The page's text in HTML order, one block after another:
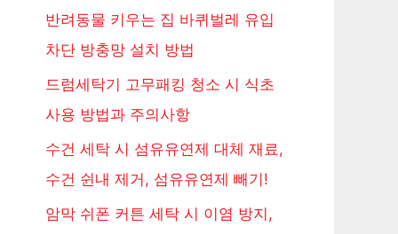
반려동물 키우는 집 바퀴벌레 유입
차단 방충망 설치 방법
드럼세탁기 고무패킹 청소 시 식초
사용 방법과 주의사항
수건 세탁 시 섬유유연제 대체 재료,
수건 쉰내 제거, 섬유유연제 빼기!
암막 쉬폰 커튼 세탁 시 이염 방지,